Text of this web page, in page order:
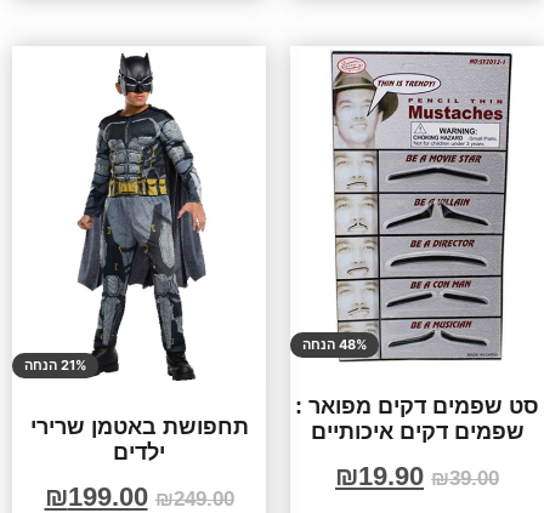
48% הנחה
סט שפמים דקים מפואר :
שפמים דקים איכותיים
₪39.00
₪19.90
21% הנחה
תחפושת באטמן שרירי
ילדים
₪249.00
₪199.00